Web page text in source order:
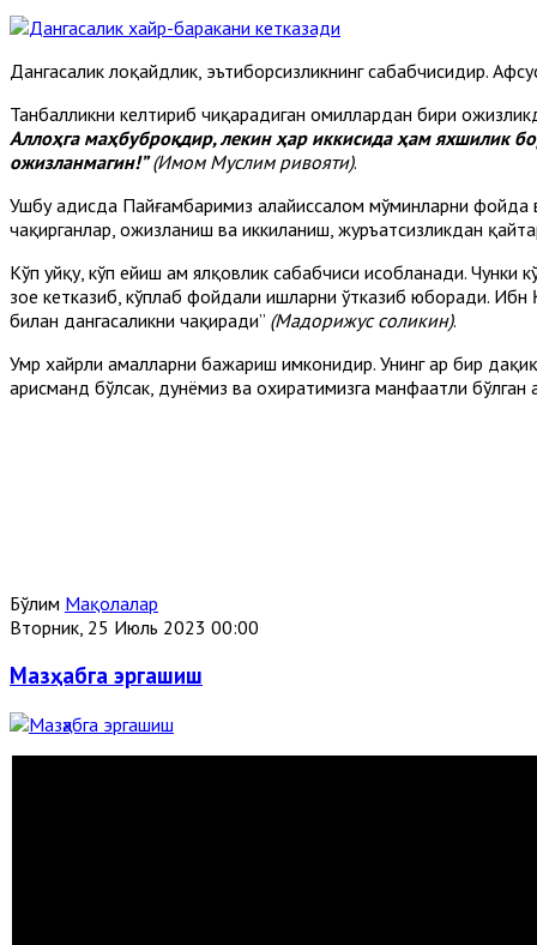
Дангасалик лоқайдлик, эътиборсизликнинг сабабчисидир.
Танбалликни келтириб чиқарадиган омиллардан бири
Аллоҳга маҳбуброқдир, лекин ҳар иккисида ҳам яхшилик
ожизланмагин!” (Имом Муслим ривояти).
Ушбу ҳадисда Пайғамбаримиз алайҳиссалом мўминларни
чақирганлар, ожизланиш ва иккиланиш, журъатсизликдан
Кўп уйқу, кўп ейиш ҳам ялқовлик сабабчиси ҳисобланади.
зое кетказиб, кўплаб фойдали ишларни ўтказиб юборади.
билан дангасаликни чақиради” (Мадорижус соликин).
Умр хайрли амалларни бажариш имконидир. Унинг ҳар бир
ҳарисманд бўлсак, дунёмиз ва охиратимизга манфаатли бўлган
Бўлим Мақолалар
Вторник, 25 Июль 2023 00:00
Мазҳабга эргашиш